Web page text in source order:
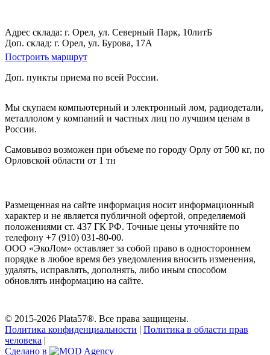
Адрес склада: г. Орел, ул. Северный Парк, 10литБ
Доп. склад: г. Орел, ул. Бурова, 17А
Построить маршрут
Доп. пункты приема по всей России.
Мы скупаем компьютерный и электронный лом, радиодетали,
металлолом у компаний и частных лиц по лучшим ценам в
России.
Самовывоз возможен при объеме по городу Орлу от 500 кг, по
Орловской области от 1 тн
Размещенная на сайте информация носит информационный
характер и не является публичной офертой, определяемой
положениями ст. 437 ГК РФ. Точные цены уточняйте по
телефону +7 (910) 031-80-00.
ООО «ЭкоЛом» оставляет за собой право в одностороннем
порядке в любое время без уведомления вносить изменения,
удалять, исправлять, дополнять, либо иным способом
обновлять информацию на сайте.
© 2015-2026 Plata57®. Все права защищены.
Политика конфиденциальности | Политика в области прав
человека |
Сделано в